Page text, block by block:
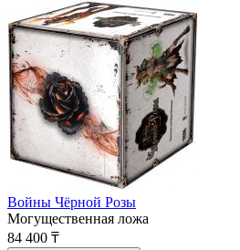
Войны Чёрной Розы
Могущественная ложа
84 400 ₸